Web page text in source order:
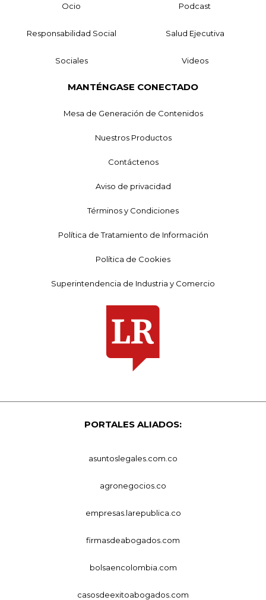
Ocio Podcast
Responsabilidad Social Salud Ejecutiva
Sociales Videos
MANTÉNGASE CONECTADO
Mesa de Generación de Contenidos
Nuestros Productos
Contáctenos
Aviso de privacidad
Términos y Condiciones
Política de Tratamiento de Información
Política de Cookies
Superintendencia de Industria y Comercio
PORTALES ALIADOS:
asuntoslegales.com.co
agronegocios.co
empresas.larepublica.co
firmasdeabogados.com
bolsaencolombia.com
casosdeexitoabogados.com